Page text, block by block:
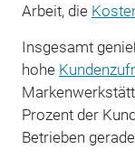
Arbeit, die
Insgesamt
hohe
Prozent der
Betrieben